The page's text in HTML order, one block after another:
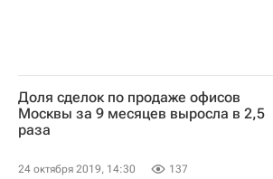
Доля сделок по продаже офисов
Москвы за 9 месяцев выросла в 2,5
раза
24 октября 2019, 14:30 137